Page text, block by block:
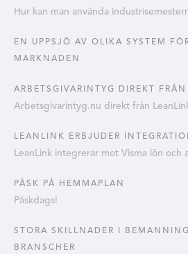
Hur kan man använda
EN UPPSJÖ AV OLIKA SYSTEM
MARKNADEN
ARBETSGIVARINTYG DIREKT FRÅN
Arbetsgivarintyg.nu direkt från
LEANLINK ERBJUDER
LeanLink integrerar mot Visma lön och
PÅSK PÅ HEMMAPLAN
Påskdags!
STORA SKILLNADER I
BRANSCHER